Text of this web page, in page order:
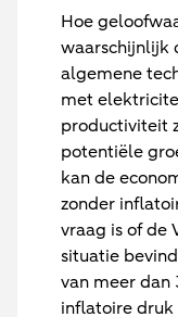
Hoe
waarschijnlijk
algemene
met
productiviteit
potentiële
kan de
zonder
vraag is of de
situatie
van meer dan
inflatoire druk